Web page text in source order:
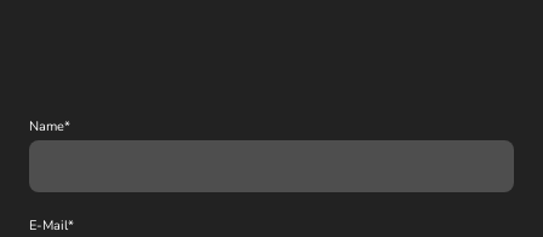
Name*
E-Mail*